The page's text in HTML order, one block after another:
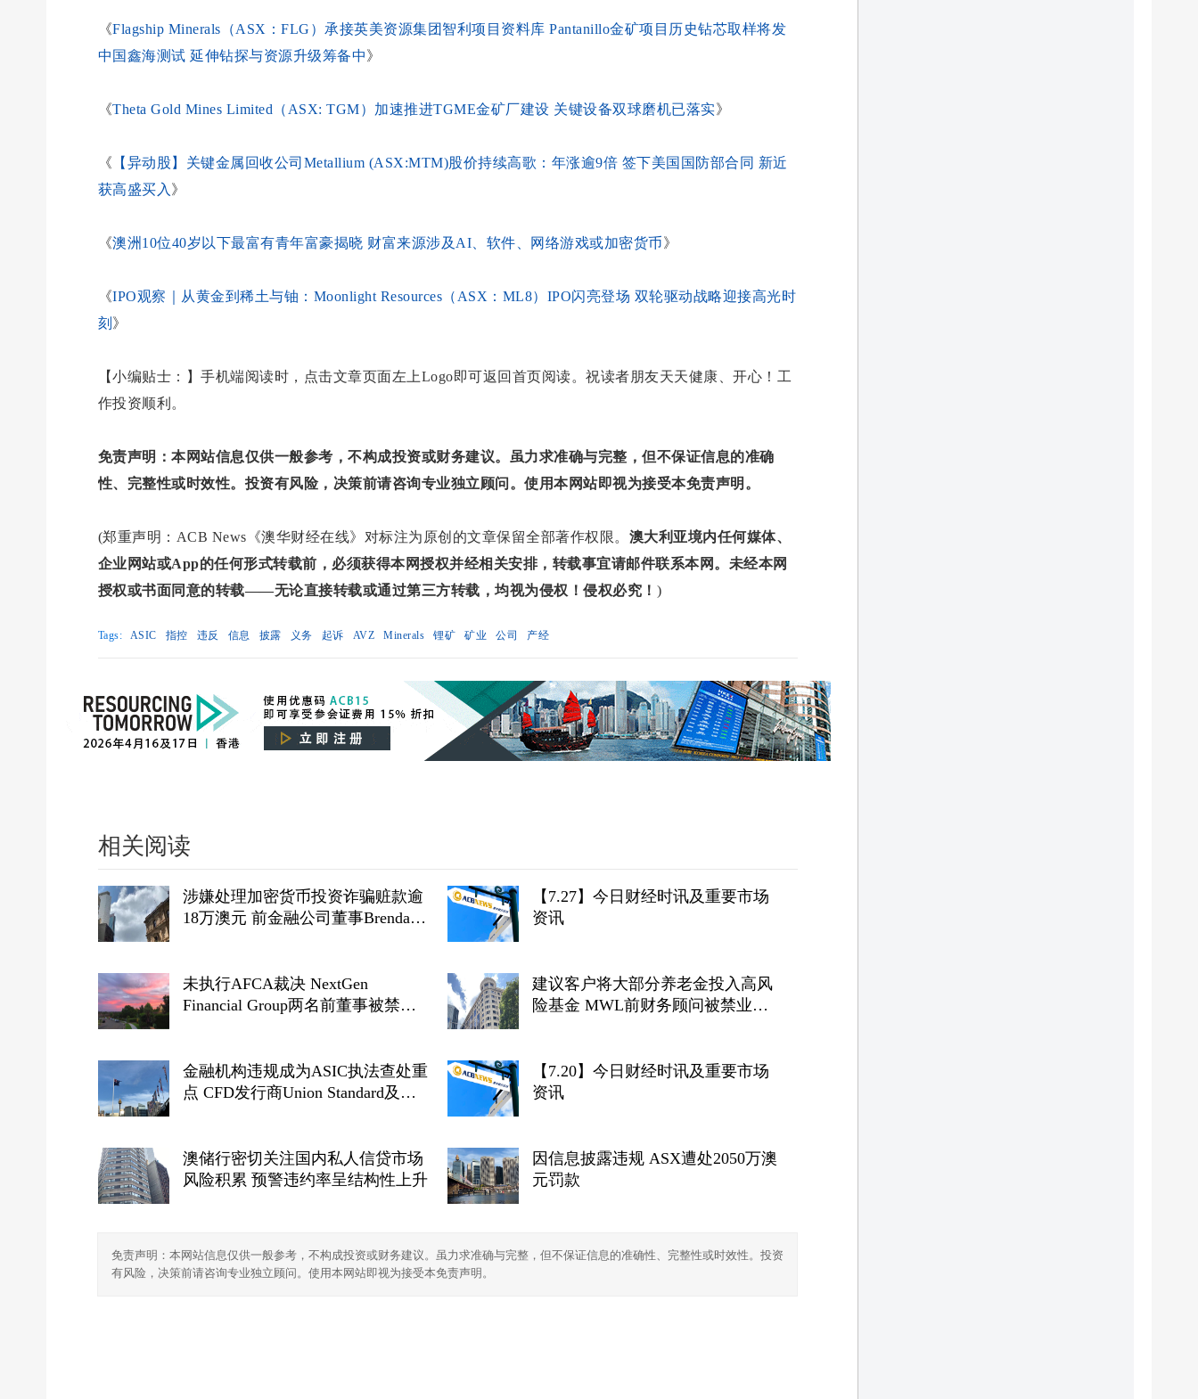
《Flagship Minerals（ASX：FLG）承接英美资源集团智利项目资料库 Pantanillo金矿项目历史钻芯取样将发
中国鑫海测试 延伸钻探与资源升级筹备中》
《Theta Gold Mines Limited（ASX: TGM）加速推进TGME金矿厂建设 关键设备双球磨机已落实》
《 【异动股】关键金属回收公司Metallium (ASX:MTM)股价持续高歌：年涨逾9倍 签下美国国防部合同 新近
获高盛买入 》
《澳洲10位40岁以下最富有青年富豪揭晓 财富来源涉及AI、软件、网络游戏或加密货币》
《IPO观察｜从黄金到稀土与铀：Moonlight Resources（ASX：ML8）IPO闪亮登场 双轮驱动战略迎接高光时
刻 》
【小编贴士：】手机端阅读时，点击文章页面左上Logo即可返回首页阅读。祝读者朋友天天健康、开心！工
作投资顺利。
免责声明：本网站信息仅供一般参考，不构成投资或财务建议。虽力求准确与完整，但不保证信息的准确
性、完整性或时效性。投资有风险，决策前请咨询专业独立顾问。使用本网站即视为接受本免责声明。
(郑重声明：ACB News《澳华财经在线》对标注为原创的文章保留全部著作权限。 澳大利亚境内任何媒体、
企业网站或App的任何形式转载前，必须获得本网授权并经相关安排，转载事宜请邮件联系本网。未经本网
授权或书面同意的转载——无论直接转载或通过第三方转载，均视为侵权！侵权必究！ )
Tags: ASIC 指控 违反 信息 披露 义务 起诉 AVZ Minerals 锂矿 矿业 公司 产经
相关阅读
涉嫌处理加密货币投资诈骗赃款逾
18万澳元 前金融公司董事Brendan
【7.27】今日财经时讯及重要市场
资讯
未执行AFCA裁决 NextGen
Financial Group两名前董事被禁业
建议客户将大部分养老金投入高风
险基金 MWL前财务顾问被禁业三
金融机构违规成为ASIC执法查处重
点 CFD发行商Union Standard及前
【7.20】今日财经时讯及重要市场
资讯
澳储行密切关注国内私人信贷市场
风险积累 预警违约率呈结构性上升
因信息披露违规 ASX遭处2050万澳
元罚款
免责声明：本网站信息仅供一般参考，不构成投资或财务建议。虽力求准确与完整，但不保证信息的准确性、完整性或时效性。投资
有风险，决策前请咨询专业独立顾问。使用本网站即视为接受本免责声明。